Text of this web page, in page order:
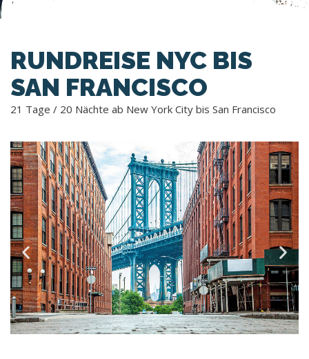
RUNDREISE NYC BIS
SAN FRANCISCO
21 Tage / 20 Nächte ab New York City bis San Francisco